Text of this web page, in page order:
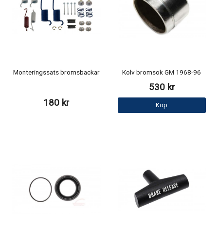
Monteringssats bromsbackar
180 kr
Kolv bromsok GM 1968-96
530 kr
Köp